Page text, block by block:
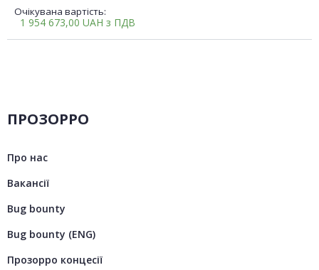
Очікувана вартість:
1 954 673,00 UAH з ПДВ
ПРОЗОРРО
Про нас
Вакансії
Bug bounty
Bug bounty (ENG)
Прозорро концесії